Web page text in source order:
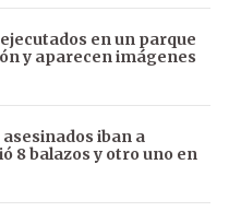
en un parque
y aparecen imágenes
iban a
8 balazos y otro uno en